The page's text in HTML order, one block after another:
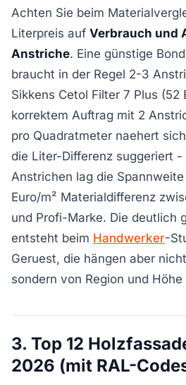
Achten Sie beim
Literpreis auf Verbrauch und
Anstriche. Eine günstige
braucht in der Regel 2-3
Sikkens Cetol Filter 7 Plus (52
korrektem Auftrag mit 2
pro Quadratmeter naehert
die Liter-Differenz suggeriert
Anstrichen lag die
Euro/m² Materialdifferenz
und Profi-Marke. Die deutlich
entsteht beim Handwerker-
Geruest, die hängen aber
sondern von Region und Höhe
3. Top 12
2026 (mit RAL-